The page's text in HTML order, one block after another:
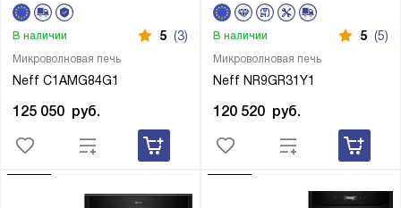
Микроволновая печь
Neff C1AMG84G1
В наличии 5 (3)
125 050 руб.
Микроволновая печь
Neff NR9GR31Y1
В наличии 5 (5)
120 520 руб.